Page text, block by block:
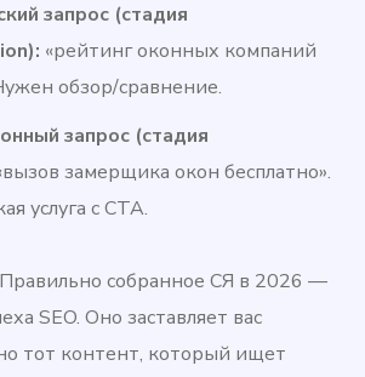
запрос (стадия
«рейтинг оконных компаний
обзор/сравнение.
запрос (стадия
замерщика окон бесплатно».
услуга с CTA.
Правильно собранное СЯ в 2026 —
SEO. Оно заставляет вас
тот контент, который ищет